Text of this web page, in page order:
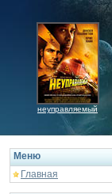
неуправляемый
Меню
Главная